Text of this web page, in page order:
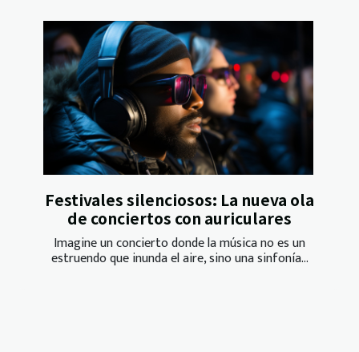
Festivales silenciosos: La nueva ola
de conciertos con auriculares
Imagine un concierto donde la música no es un
estruendo que inunda el aire, sino una sinfonía...